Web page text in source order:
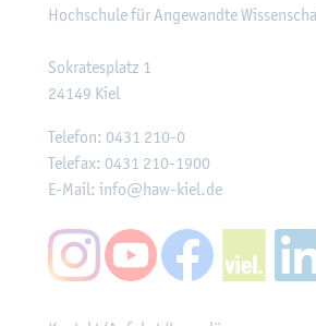
Hoch­schu­le für An­ge­wand­te
So­kra­tes­platz 1
24149 Kiel
Te­le­fon: 0431 210-0
Te­le­fax: 0431 210-1900
E-Mail: info@​haw-​kiel.​de